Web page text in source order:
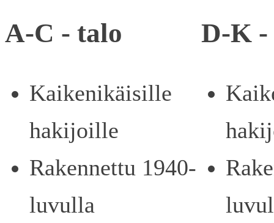
A-C - talo D-K -
Kaikenikäisille
hakijoille
Rakennettu 1940-
luvulla